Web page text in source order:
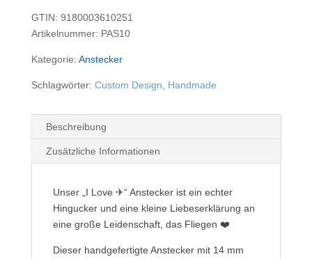
GTIN: 9180003610251
Artikelnummer: PAS10
Kategorie: Anstecker
Schlagwörter: Custom Design Handmade
Beschreibung
Zusätzliche Informationen
Unser „I Love ✈“ Anstecker ist ein echter
Hingucker und eine kleine Liebeserklärung an
eine große Leidenschaft, das Fliegen ❤️
Dieser handgefertigte Anstecker mit 14 mm